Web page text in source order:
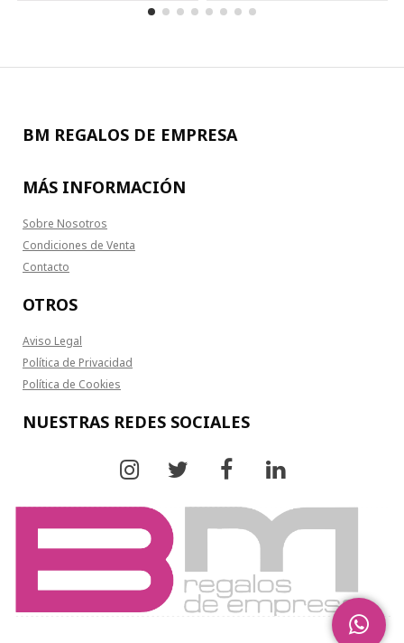
BM REGALOS DE EMPRESA
MÁS INFORMACIÓN
Sobre Nosotros
Condiciones de Venta
Contacto
OTROS
Aviso Legal
Política de Privacidad
Política de Cookies
NUESTRAS REDES SOCIALES